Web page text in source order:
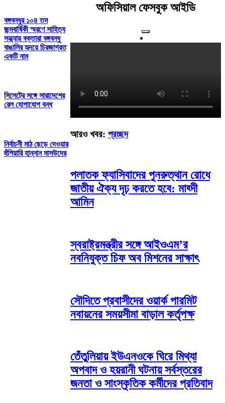
বঙ্গবন্ধুর ১০৪ তম
জন্মবার্ষিকী স্মরণে সাহিত্য
সন্ধ্যায় বক্তারা বঙ্গবন্ধু
বাঙালির হৃদয়ে চিরজাগ্রত
একটি নাম
সিলেটের সঙ্গে সারাদেশের
রেল যোগাযোগ বন্ধ
নির্বাচনী মাঠ ছেড়ে দেওয়ার
হুঁশিয়ারি হান্নান মাসউদের
অফিসিয়াল ফেসবুক আইডি
আরও খবর: প্রচ্ছদ
পলাতক ফ্যাসিবাদের পুনরুত্থান রোধে
জাতীয় ঐক্য দৃঢ় করতে হবে: মাহ্দী
আমিন
স্বরাষ্ট্রমন্ত্রীর সঙ্গে আইওএম’র
নবনিযুক্ত চিফ অব মিশনের সাক্ষাৎ
সৌদিতে প্রবাসীদের ওয়ার্ক পারমিট
নবায়নের সময়সীমা বাড়াল কর্তৃপক্ষ
তেঁতুলিয়ায় ইউএনওকে ঘিরে মিথ্যা
অপবাদ ও হয়রানী ঘটনায় সর্বস্তরের
জনতা ও সাংস্কৃতিক কর্মীদের প্রতিবাদ